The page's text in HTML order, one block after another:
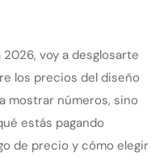
voy a desglosarte
los precios del diseño
mostrar números, sino
estás pagando
de precio y cómo elegir